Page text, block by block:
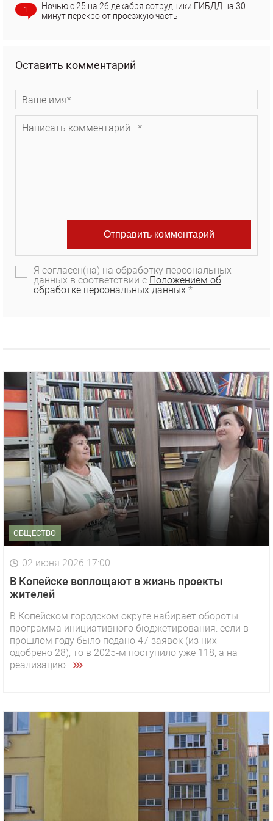
1
Ночью с 25 на 26 декабря сотрудники ГИБДД на 30
минут перекроют проезжую часть
Оставить комментарий
Я согласен(на) на обработку персональных
данных в соответствии с Положением об
обработке персональных данных.*
ОБЩЕСТВО
02 июня 2026 17:00
В Копейске воплощают в жизнь проекты
жителей
В Копейском городском округе набирает обороты
программа инициативного бюджетирования: если в
прошлом году было подано 47 заявок (из них
одобрено 28), то в 2025‑м поступило уже 118, а на
реализацию...